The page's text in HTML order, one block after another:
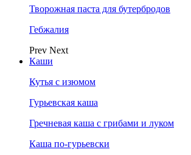
Творожная паста для бутербродов
Гебжалия
Prev Next
Каши
Кутья с изюмом
Гурьевская каша
Гречневая каша с грибами и луком
Каша по-гурьевски